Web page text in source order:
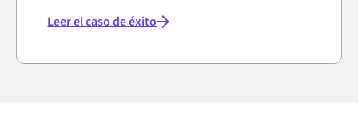
Leer el caso de éxito